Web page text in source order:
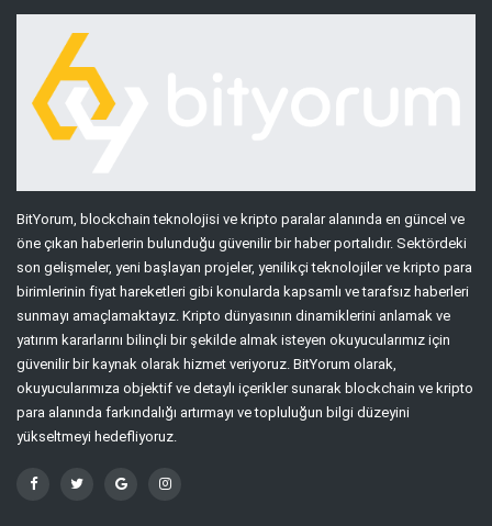
BitYorum, blockchain teknolojisi ve kripto paralar alanında en güncel ve
öne çıkan haberlerin bulunduğu güvenilir bir haber portalıdır. Sektördeki
son gelişmeler, yeni başlayan projeler, yenilikçi teknolojiler ve kripto para
birimlerinin fiyat hareketleri gibi konularda kapsamlı ve tarafsız haberleri
sunmayı amaçlamaktayız. Kripto dünyasının dinamiklerini anlamak ve
yatırım kararlarını bilinçli bir şekilde almak isteyen okuyucularımız için
güvenilir bir kaynak olarak hizmet veriyoruz. BitYorum olarak,
okuyucularımıza objektif ve detaylı içerikler sunarak blockchain ve kripto
para alanında farkındalığı artırmayı ve topluluğun bilgi düzeyini
yükseltmeyi hedefliyoruz.